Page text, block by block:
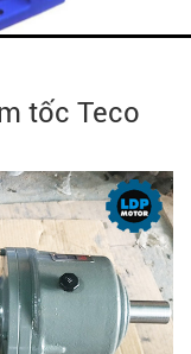
tốc Teco